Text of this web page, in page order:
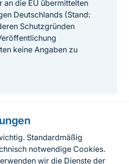
Standardmäßig
notwendige Cookies.
wir die Dienste der
an die EU übermittelten
Deutschlands (Stand:
Schutzgründen
keine Angaben zu
Seite
zum BfN